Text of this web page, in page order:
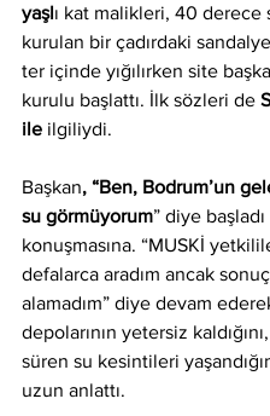
yaşlı kat malikleri, 40 derece
kurulan bir çadırdaki
ter içinde yığılırken site
kurulu başlattı. İlk sözleri de
ile ilgiliydi.
Başkan, “Ben, Bodrum’un
su görmüyorum” diye başladı
konuşmasına. “MUSKİ
defalarca aradım ancak sonuç
alamadım” diye devam
depolarının yetersiz
süren su kesintileri
uzun anlattı.